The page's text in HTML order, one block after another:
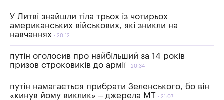
У Литві знайшли тіла трьох із чотирьох
американських військових, які зникли на
навчаннях
20:12
путін оголосив про найбільший за 14 років
призов строковиків до армії
20:34
путін намагається прибрати Зеленського, бо він
«кинув йому виклик» – джерела MT
21:07